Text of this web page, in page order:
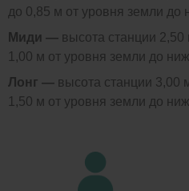
до 0,85 м от уровня земли до
Миди — высота станции
1,00 м от уровня земли до
Лонг — высота станции 3,00
1,50 м от уровня земли до